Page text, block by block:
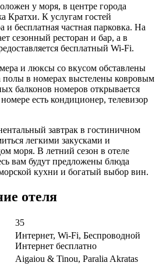
у моря, в центре города
Кратхи. К услугам гостей
и бесплатная частная парковка. На
сезонный ресторан и бар, а в
бесплатный Wi-Fi.
и люксы со вкусом обставлены
полы в номерах выстелены ковровым
балконов номеров открывается
есть кондиционер, телевизор
завтрак в гостиничном
легкими закусками и
моря. В летний сезон в отеле
вам будут предложены блюда
кухни и богатый выбор вин.
отеля
35
Интернет, Wi-Fi, Беспроводной
Интернет бесплатно
Aigaiou & Tinou, Paralia Akratas